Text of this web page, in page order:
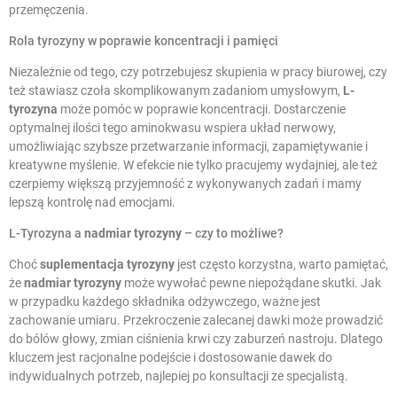
przemęczenia.
Rola tyrozyny w poprawie koncentracji i pamięci
Niezależnie od tego, czy potrzebujesz skupienia w pracy biurowej, czy
też stawiasz czoła skomplikowanym zadaniom umysłowym, L-
tyrozyna może pomóc w poprawie koncentracji. Dostarczenie
optymalnej ilości tego aminokwasu wspiera układ nerwowy,
umożliwiając szybsze przetwarzanie informacji, zapamiętywanie i
kreatywne myślenie. W efekcie nie tylko pracujemy wydajniej, ale też
czerpiemy większą przyjemność z wykonywanych zadań i mamy
lepszą kontrolę nad emocjami.
L-Tyrozyna a nadmiar tyrozyny – czy to możliwe?
Choćsuplementacja tyrozyny jest często korzystna, warto pamiętać,
żenadmiar tyrozyny może wywołać pewne niepożądane skutki. Jak
w przypadku każdego składnika odżywczego, ważne jest
zachowanie umiaru. Przekroczenie zalecanej dawki może prowadzić
do bólów głowy, zmian ciśnienia krwi czy zaburzeń nastroju. Dlatego
kluczem jest racjonalne podejście i dostosowanie dawek do
indywidualnych potrzeb, najlepiej po konsultacji ze specjalistą.